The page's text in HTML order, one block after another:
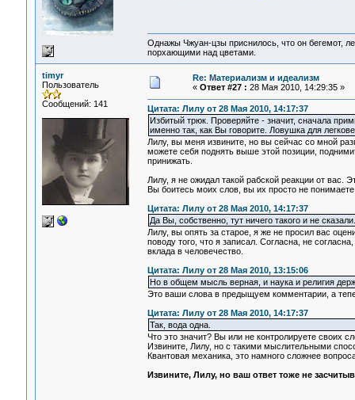
Однажы Чжуан-цзы приснилось, что он бегемот,
порхающими над цветами.
timyr
Пользователь
Сообщений: 141
Re: Материализм и идеализм
« Ответ #27 : 28 Мая 2010, 14:29:35 »
Цитата: Лилу от 28 Мая 2010, 14:17:37
Избитый трюк. Проверяйте - значит, сначала
именно так, как Вы говорите. Ловушка для
Лилу, вы меня извините, но вы сейчас со мной
можете себя поднять выше этой позиции,
принижать.
Лилу, я не ожидал такой рабской реакции от вас.
Вы боитесь моих слов, вы их просто не
Цитата: Лилу от 28 Мая 2010, 14:17:37
Да Вы, собственно, тут ничего такого и не
Лилу, вы опять за старое, я же не просил вас
поводу того, что я записал. Согласна, не
вклада в человечество.
Цитата: Лилу от 28 Мая 2010, 13:15:06
Но в общем мысль верная, и наука и религия
Это ваши слова в предыщуем комментарии, а
Цитата: Лилу от 28 Мая 2010, 14:17:37
Так, вода одна.
Что это значит? Вы или не контролируете своих
Извините, Лилу, но с такими мыслительными
Квантовая механика, это намного сложнее
Извините, Лилу, но ваш ответ тоже не